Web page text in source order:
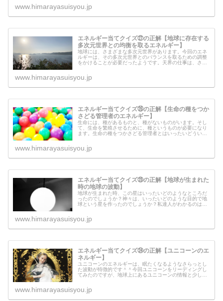
ーが云々…」というわけではなく、...
www.himarayasuisyou.jp
エネルギー当てクイズ㉗の正解【地球に存在する
多次元世界との均衡を取るエネルギー】
地球には、さまざまな多次元世界があります。今回のエネ
ルギーは、その多次元世界とのバランスを取るための調整
をかけることが必要だったようです。天界の仕事は、さま
www.himarayasuisyou.jp
エネルギー当てクイズ㉖の正解【生命の種をつか
さどる管理者のエネルギー】
生命には、種があるものと、種がないものがいます。そし
て、生命を繁殖させるために、種というものが必要になり
ます。生命の種をつかさどる管理者とはいったいどういう
www.himarayasuisyou.jp
エネルギー当てクイズ㉕の正解【地球が生まれた
時の地球の波動】
地球が生まれた時、この星はいったいどのようなところだ
ったのでしょうか？神々は、いったいどのような目的で地
球という星を作ったのでしょうか？私達人がわかるのは、
www.himarayasuisyou.jp
エネルギー当てクイズ㉔の正解【ユニコーンのエ
ネルギー】
ユニコーンのエネルギーは、眠たくなるようなさらっとし
た波動が特徴的です＾＾今回ユニコーンをリーディングし
てみたのですが、地球上にあるユニコーンの情報と少し違
www.himarayasuisyou.jp